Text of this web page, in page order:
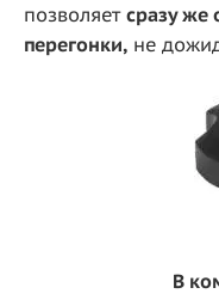
позволяет сразу же
перегонки, не
В